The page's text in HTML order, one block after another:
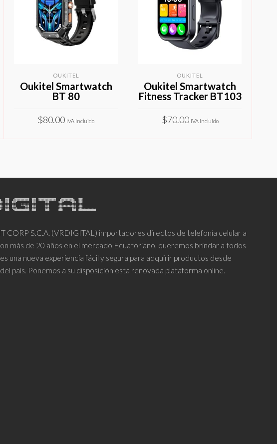
OUKITEL
Oukitel Smartwatch
BT 80
$80.00 IVA Incluido
múltiples
se
pueden
elegir
en
OUKITEL
Oukitel Smartwatch
Fitness Tracker BT103
$70.00 IVA Incluido
múltiples
se
pueden
CORP S.C.A. (VRDIGITAL) importadores directos de telefonía celular a
más de 20 años en el mercado Ecuatoriano, queremos brindar a todos
una nueva experiencia fácil y segura para adquirir productos desde
país. Ponemos a su disposición esta renovada plataforma online.